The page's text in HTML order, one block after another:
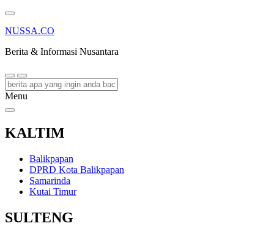
NUSSA.CO
Berita & Informasi Nusantara
Menu
KALTIM
Balikpapan
DPRD Kota Balikpapan
Samarinda
Kutai Timur
SULTENG